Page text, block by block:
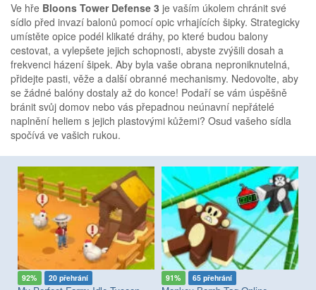
Ve hře Bloons Tower Defense 3 je vaším úkolem chránit své
sídlo před invazí balonů pomocí opic vrhajících šipky. Strategicky
umístěte opice podél klikaté dráhy, po které budou balony
cestovat, a vylepšete jejich schopnosti, abyste zvýšili dosah a
frekvenci házení šipek. Aby byla vaše obrana neproniknutelná,
přidejte pasti, věže a další obranné mechanismy. Nedovolte, aby
se žádné balóny dostaly až do konce! Podaří se vám úspěšně
bránit svůj domov nebo vás přepadnou neúnavní nepřátelé
naplnění heliem s jejich plastovými kůžemi? Osud vašeho sídla
spočívá ve vašich rukou.
92% 20 přehrání 91% 65 přehrání